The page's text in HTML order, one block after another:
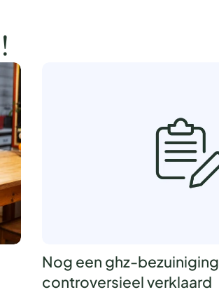
Nog een ghz-bezuiniging
controversieel verklaard